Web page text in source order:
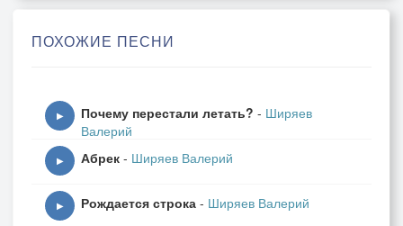
ПОХОЖИЕ ПЕСНИ
▶ Почему перестали летать? - Ширяев
Валерий
▶ Абрек - Ширяев Валерий
▶ Рождается строка - Ширяев Валерий